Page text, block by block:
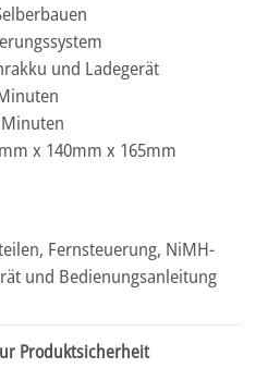
und Ladegerät
x 140mm x 165mm
Fernsteuerung, NiMH-
und Bedienungsanleitung
Produktsicherheit